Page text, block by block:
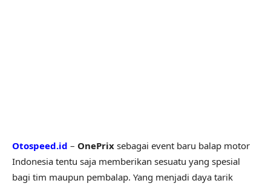
Otospeed.id – OnePrix sebagai event baru balap motor
Indonesia tentu saja memberikan sesuatu yang spesial
bagi tim maupun pembalap. Yang menjadi daya tarik